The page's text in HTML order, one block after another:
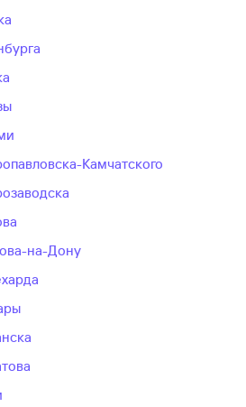
Камчатского
на-Дону